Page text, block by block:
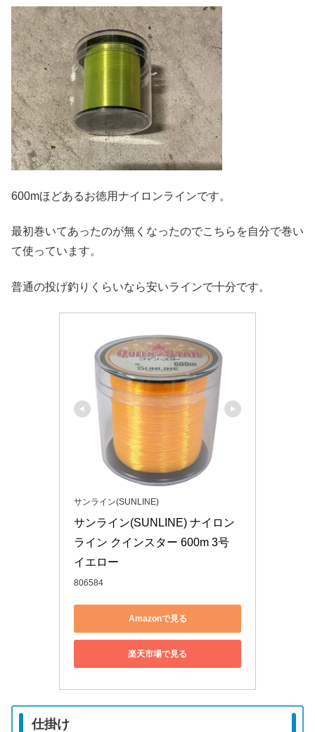
600mほどあるお徳用ナイロンラインです。
最初巻いてあったのが無くなったのでこちらを自分で巻い
て使っています。
普通の投げ釣りくらいなら安いラインで十分です。
サンライン(SUNLINE)
サンライン(SUNLINE) ナイロン
ライン クインスター 600m 3号
イエロー
806584
Amazonで見る
楽天市場で見る
仕掛け